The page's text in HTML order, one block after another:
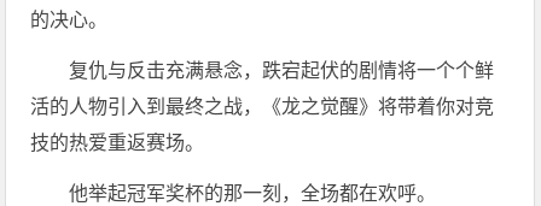
的决心。
复仇与反击充满悬念，跌宕起伏的剧情将一个个鲜
活的人物引入到最终之战，《龙之觉醒》将带着你对竞
技的热爱重返赛场。
他举起冠军奖杯的那一刻，全场都在欢呼。